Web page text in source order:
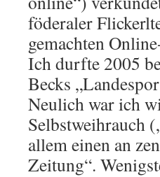
föderaler
gemachten
Ich durfte 2005
Becks
Neulich war ich
Selbstweihrauch
allem einen an
Zeitung“.